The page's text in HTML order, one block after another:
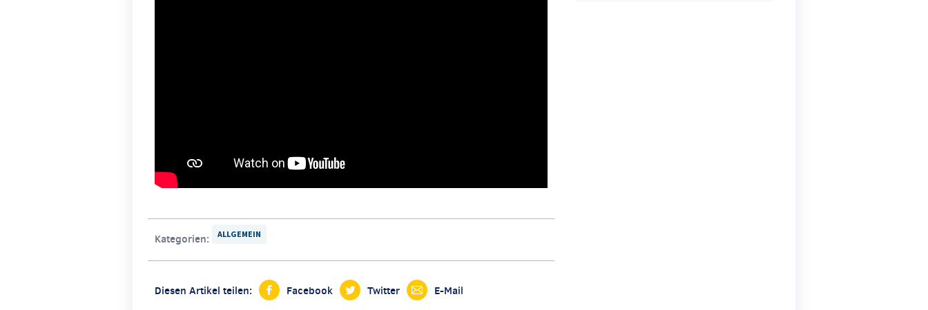
Kategorien: ALLGEMEIN
Diesen Artikel teilen: Facebook Twitter E-Mail